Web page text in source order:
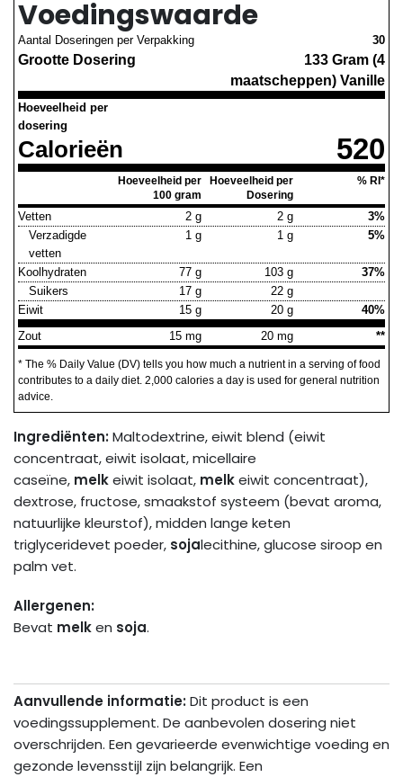
Voedingswaarde
Aantal Doseringen per Verpakking 30
Grootte Dosering
133 Gram (4
maatscheppen) Vanille
Hoeveelheid per
dosering
Calorieën 520
Hoeveelheid per
100 gram
Hoeveelheid per
Dosering
% RI*
Vetten 2 g 2 g
3%
Verzadigde
vetten
1 g 1 g 5%
Koolhydraten 77 g 103 g
37%
Suikers
17 g
22 g
Eiwit
15 g 20 g
40%
Zout
15 mg 20 mg **
* The % Daily Value (DV) tells you how much a nutrient in a serving of food
contributes to a daily diet. 2,000 calories a day is used for general nutrition
advice.
Ingrediënten:Maltodextrine, eiwit blend (eiwit
concentraat, eiwit isolaat, micellaire
caseïne, melkeiwit isolaat, melkeiwit concentraat),
dextrose, fructose, smaakstof systeem (bevat aroma,
natuurlijke kleurstof), midden lange keten
triglyceridevet poeder, sojalecithine, glucose siroop en
palm vet.
Allergenen:
Bevat melken soja.
Aanvullende informatie:Dit product is een
voedingssupplement. De aanbevolen dosering niet
overschrijden. Een gevarieerde evenwichtige voeding en
gezonde levensstijl zijn belangrijk. Een